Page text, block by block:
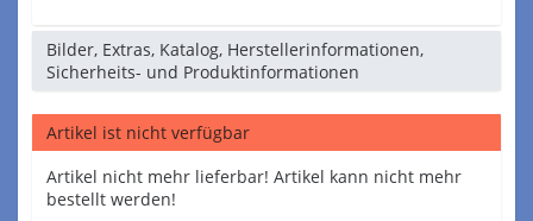
Bilder, Extras, Katalog, Herstellerinformationen,
Sicherheits- und Produktinformationen
Artikel ist nicht verfügbar
Artikel nicht mehr lieferbar! Artikel kann nicht mehr
bestellt werden!